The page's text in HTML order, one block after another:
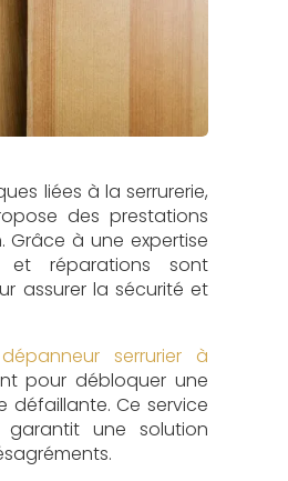
liées à la serrurerie,
des prestations
à une expertise
et réparations sont
assurer la sécurité et
dépanneur serrurier à
pour débloquer une
défaillante. Ce service
une solution